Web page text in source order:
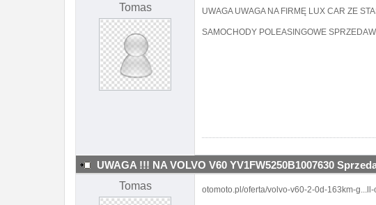
Tomas UWAGA UWAGA NA FIRMĘ LUX CAR ZE
SAMOCHODY POLEASINGOWE
UWAGA !!! NA VOLVO V60 YV1FW5250B1007630
Tomas otomoto.pl/oferta/volvo-v60-2-0d-163km-g...ll-